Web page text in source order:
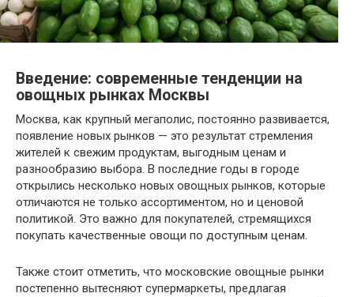
Введение: современные тенденции на
овощных рынках Москвы
Москва, как крупный мегаполис, постоянно развивается,
появление новых рынков — это результат стремления
жителей к свежим продуктам, выгодным ценам и
разнообразию выбора. В последние годы в городе
открылись несколько новых овощных рынков, которые
отличаются не только ассортиментом, но и ценовой
политикой. Это важно для покупателей, стремящихся
покупать качественные овощи по доступным ценам.
Также стоит отметить, что московские овощные рынки
постепенно вытесняют супермаркеты, предлагая